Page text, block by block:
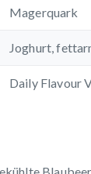
Magerquark
Joghurt,
Daily Flavour